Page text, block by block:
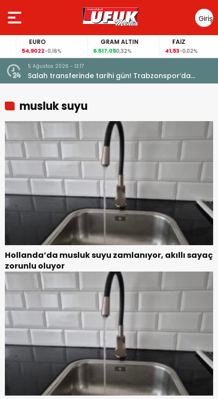
Giriş
Yap
EURO
54,9022-0,16%
GRAM ALTIN
6.517,050,32%
FAİZ
41,53-0,02%
5 Ağustos 2026 - 13:17
Salah transferinde tarihi gün! Trabzonspor’da
büyük heyecan
musluk suyu
Hollanda’da musluk suyu zamlanıyor, akıllı sayaç
zorunlu oluyor